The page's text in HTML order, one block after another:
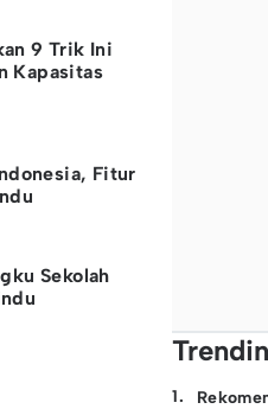
9 Trik Ini
Kapasitas
Fitur
Sekolah
1.